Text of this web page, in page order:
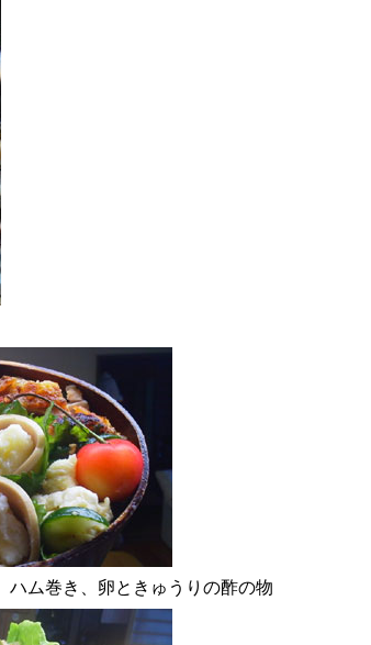
ハム巻き、卵ときゅうりの酢の物